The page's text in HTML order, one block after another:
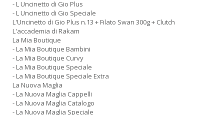
- L Uncinetto di Gio Plus
- L Uncinetto di Gio Speciale
L'Uncinetto di Gio Plus n.13 + Filato Swan 300g + Clutch
L'accademia di Rakam
La Mia Boutique
- La Mia Boutique Bambini
- La Mia Boutique Curvy
- La Mia Boutique Speciale
- La Mia Boutique Speciale Extra
La Nuova Maglia
- La Nuova Maglia Cappelli
- La Nuova Maglia Catalogo
- La Nuova Maglia Speciale